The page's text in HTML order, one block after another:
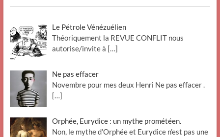
Le Pétrole Vénézuélien
Théoriquement la REVUE CONFLIT nous
autorise/invite à […]
Ne pas effacer
Novembre pour mes deux Henri Ne pas effacer .
[…]
Orphée, Eurydice : un mythe prométéen.
Non, le mythe d’Orphée et Eurydice n’est pas une